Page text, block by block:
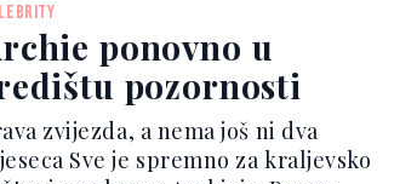
ponovno u
pozornosti
zvijezda, a nema još ni dva
je spremno za kraljevsko